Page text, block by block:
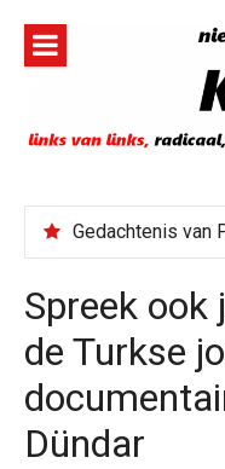
inhoud
Spreek ook
de Turkse
Dündar